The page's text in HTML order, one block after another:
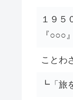
１９５
『○○○
ことわ
┗「旅